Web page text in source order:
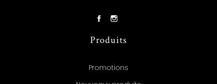
Produits
Promotions